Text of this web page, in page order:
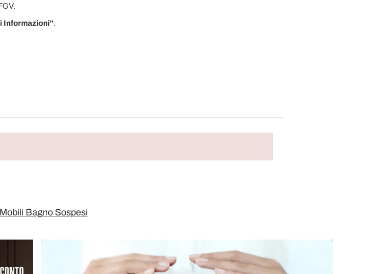
Informazioni".
Mobili Bagno Sospesi